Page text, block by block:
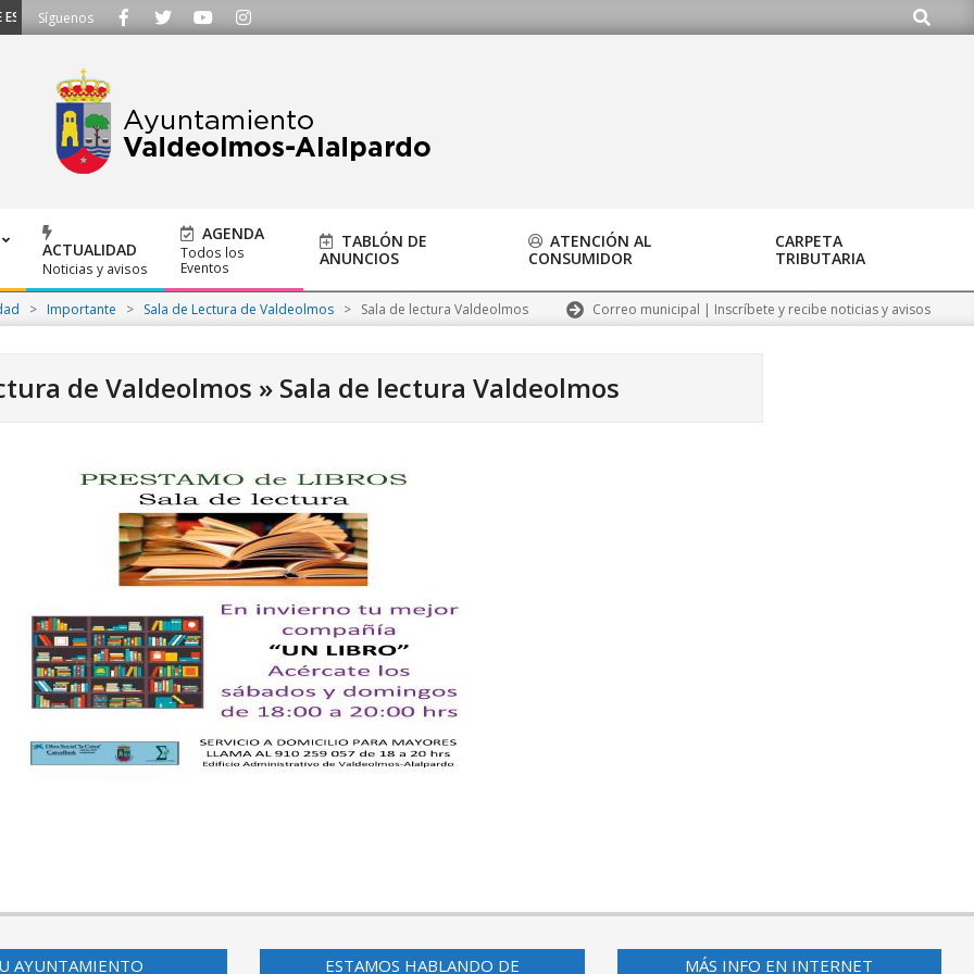
ESCUCHAMOS - Llámanos al 91 620 21 53 o escríbenos a ayuntamiento@alalpardo.org
Síguenos Buscar
ACTUALIDAD
Noticias y avisos
AGENDA
Todos los
Eventos
TABLÓN DE
ANUNCIOS
ATENCIÓN AL
CONSUMIDOR
CARPETA
TRIBUTARIA
> Importante > Sala de Lectura de Valdeolmos > Sala de lectura Valdeolmos Correo municipal | Inscríbete y recibe noticias y avisos
de Valdeolmos » Sala de lectura Valdeolmos
AYUNTAMIENTO ESTAMOS HABLANDO DE MÁS INFO EN INTERNET